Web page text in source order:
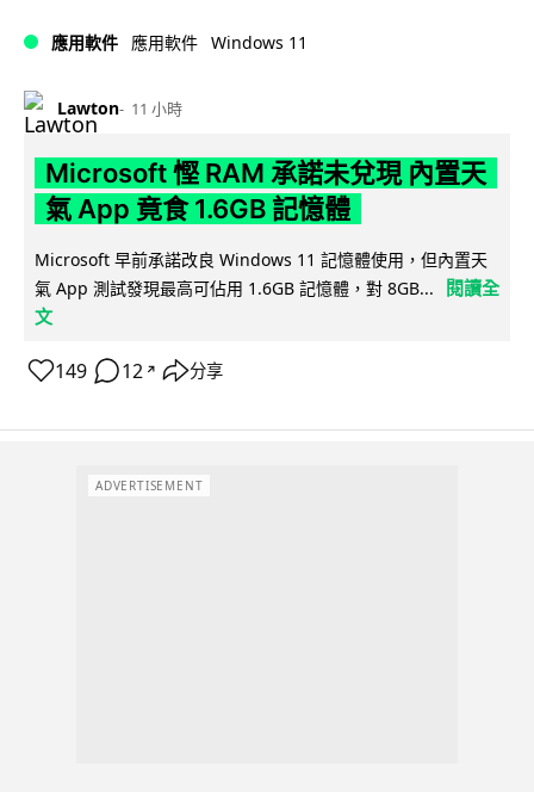
應用軟件 應用軟件 Windows 11
Lawton 11 小時
Microsoft 慳 RAM 承諾未兌現 內置天
氣 App 竟食 1.6GB 記憶體
Microsoft 早前承諾改良 Windows 11 記憶體使用，但內置天
氣 App 測試發現最高可佔用 1.6GB 記憶體，對 8GB...
閱讀全
文
149 12 ↗ 分享
ADVERTISEMENT